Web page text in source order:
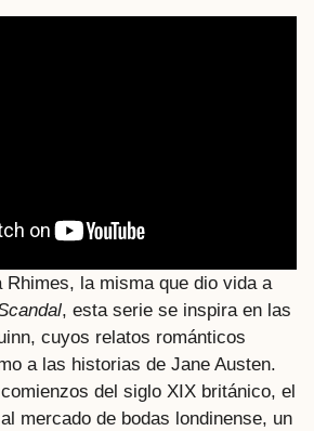
Rhimes, la misma que dio vida a
, esta serie se inspira en las
cuyos relatos románticos
a las historias de Jane Austen.
del siglo XIX británico, el
mercado de bodas londinense, un